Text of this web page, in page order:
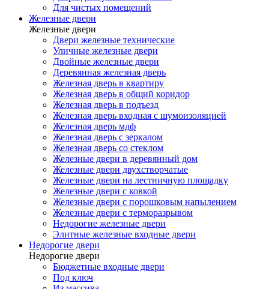
Для чистых помещений
Железные двери
Железные двери
Двери железные технические
Уличные железные двери
Двойные железные двери
Деревянная железная дверь
Железная дверь в квартиру
Железная дверь в общий коридор
Железная дверь в подъезд
Железная дверь входная с шумоизоляцией
Железная дверь мдф
Железная дверь с зеркалом
Железная дверь со стеклом
Железные двери в деревянный дом
Железные двери двухстворчатые
Железные двери на лестничную площадку
Железные двери с ковкой
Железные двери с порошковым напылением
Железные двери с терморазрывом
Недорогие железные двери
Элитные железные входные двери
Недорогие двери
Недорогие двери
Бюджетные входные двери
Под ключ